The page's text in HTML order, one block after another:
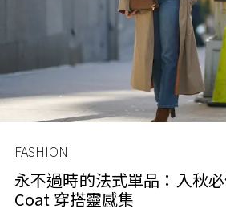
FASHION
永不過時的法式單品：入秋
Coat 穿搭靈感集